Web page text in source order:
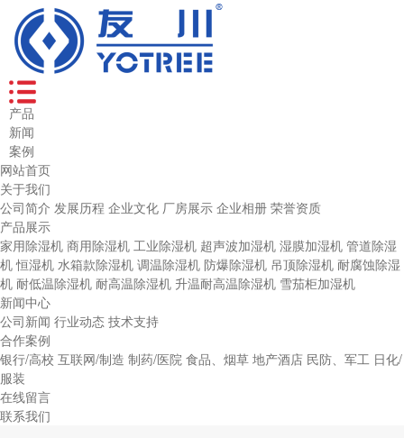
产品
新闻
案例
网站首页
关于我们
公司简介 发展历程 企业文化 厂房展示 企业相册 荣誉资质
产品展示
家用除湿机 商用除湿机 工业除湿机 超声波加湿机 湿膜加湿机 管道除湿
机 恒湿机 水箱款除湿机 调温除湿机 防爆除湿机 吊顶除湿机 耐腐蚀除湿
机 耐低温除湿机 耐高温除湿机 升温耐高温除湿机 雪茄柜加湿机
新闻中心
公司新闻 行业动态 技术支持
合作案例
银行/高校 互联网/制造 制药/医院 食品、烟草 地产酒店 民防、军工 日化/
服装
在线留言
联系我们